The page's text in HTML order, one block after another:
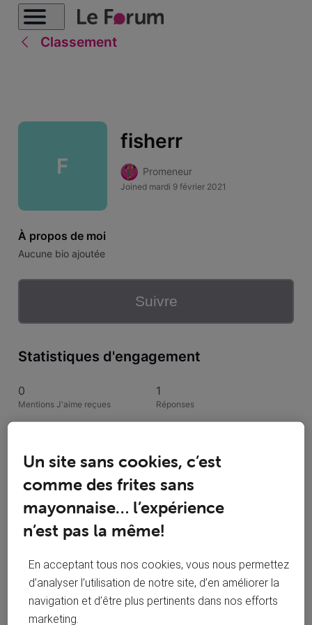
Classement
F
fisherr
Promeneur
Joined mardi 9 février 2021
À propos de moi
Aucune bio ajoutée
Suivre
Statistiques d'engagement
0
Mentions J'aime reçues
1
Réponses
Conversations suivies Publications
0
Solutions acceptées
Activités de fisherr
Toutesles activités
Selected
Un site sans cookies, c’est
comme des frites sans
mayonnaise… l’expérience
n’est pas la même!
En acceptant tous nos cookies, vous nous permettez
d’analyser l’utilisation de notre site, d’en améliorer la
navigation et d’être plus pertinents dans nos efforts
marketing.